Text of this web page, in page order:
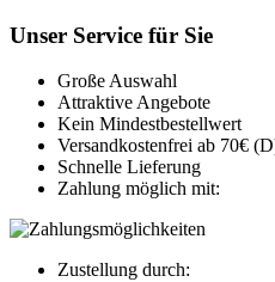
Unser Service für Sie
Große Auswahl
Attraktive Angebote
Kein Mindestbestellwert
Versandkostenfrei ab 70€
Schnelle Lieferung
Zahlung möglich mit:
Zustellung durch: